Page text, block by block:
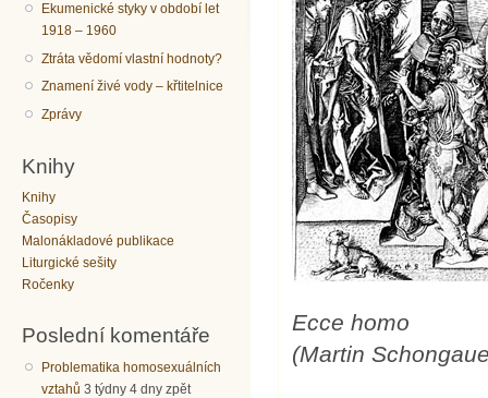
Ekumenické styky v období let
1918 – 1960
Ztráta vědomí vlastní hodnoty?
Znamení živé vody – křtitelnice
Zprávy
Knihy
Knihy
Časopisy
Malonákladové publikace
Liturgické sešity
Ročenky
Poslední komentáře
Problematika homosexuálních
vztahů 3 týdny 4 dny zpět
Ecce homo
(Martin